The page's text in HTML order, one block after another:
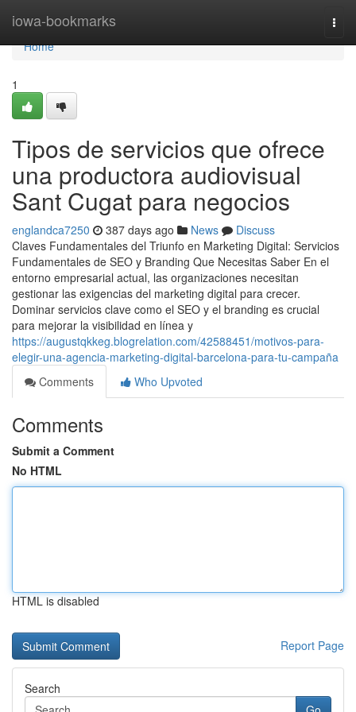
iowa-bookmarks
Home
Home
1
Tipos de servicios que ofrece
una productora audiovisual
Sant Cugat para negocios
englandca7250 387 days ago News
Discuss
Claves Fundamentales del Triunfo en Marketing Digital: Servicios
Fundamentales de SEO y Branding Que Necesitas Saber En el
entorno empresarial actual, las organizaciones necesitan
gestionar las exigencias del marketing digital para crecer.
Dominar servicios clave como el SEO y el branding es crucial
para mejorar la visibilidad en línea y
https://augustqkkeg.blogrelation.com/42588451/motivos-para-
elegir-una-agencia-marketing-digital-barcelona-para-tu-campaña
Comments
Who Upvoted
Comments
Submit a Comment
No HTML
HTML is disabled
Report Page
Search